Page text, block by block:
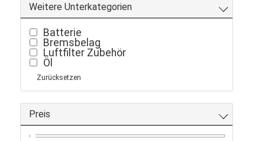
Weitere Unterkategorien
Batterie
Bremsbelag
Luftfilter Zubehör
Öl
Zurücksetzen
Preis